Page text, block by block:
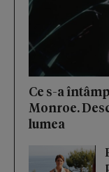
Ce s-a
Monroe.
lumea